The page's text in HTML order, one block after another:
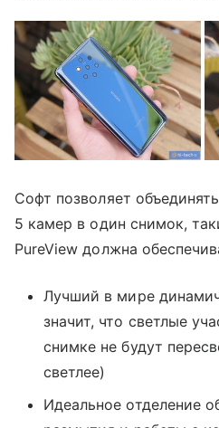
Софт позволяет
5 камер в один снимок,
PureView должна
Лучший в мире
значит, что светлые
снимке не будут
светлее)
Идеальное отделение